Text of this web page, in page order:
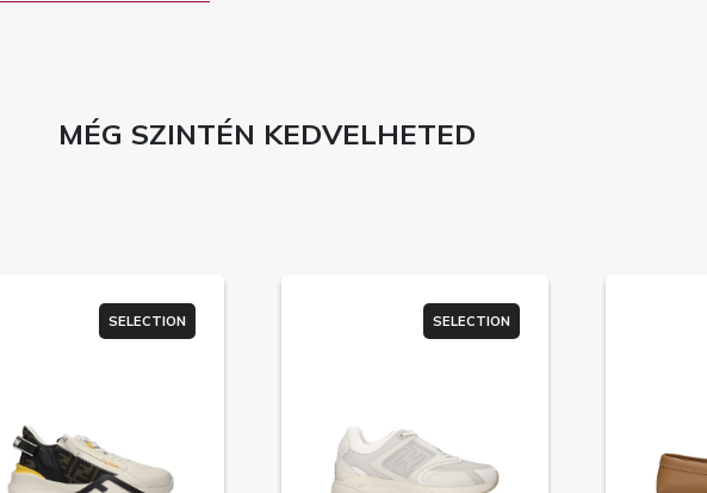
MÉG SZINTÉN KEDVELHETED
SELECTION SELECTION